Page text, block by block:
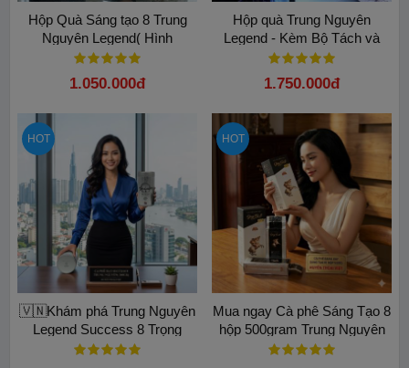
Hộp Quà Sáng tạo 8 Trung
Nguyên Legend( Hình
Napoleon)
1.050.000đ
Hộp quà Trung Nguyên
Legend - Kèm Bộ Tách và
Phin Đen Trung Nguyên
1.750.000đ
HOT
🇻🇳Khám phá Trung Nguyên
Legend Success 8 Trọng
lượng 340gam Lon Thiếc
HOT
Mua ngay Cà phê Sáng Tạo 8
hộp 500gram Trung Nguyên
Legend chính hãng